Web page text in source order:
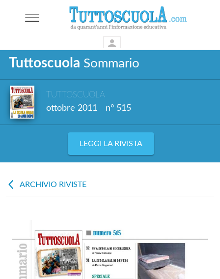
Tuttoscuola Sommario
TUTTOSCUOLA
ottobre 2011 n° 515
LEGGI LA RIVISTA
ARCHIVIO RIVISTE